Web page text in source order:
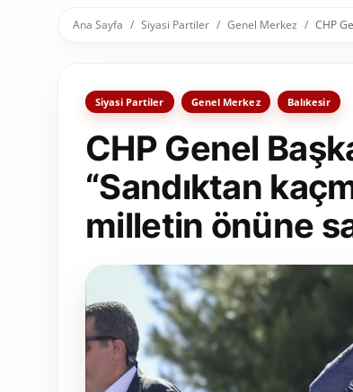
Ana Sayfa Siyasi Partiler Genel Merkez CHP
Siyasi Partiler Genel Merkez Balıkesir
CHP Genel
“Sandıktan
milletin önüne